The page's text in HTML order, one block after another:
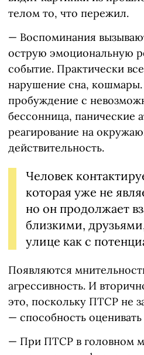
телом то, что пережил.
— Воспоминания
острую эмоциональную
событие. Практически
нарушение сна, кошмары.
пробуждение с
бессонница, панические
реагирование на
действительность.
Человек
которая уже не
но он продолжает
близкими,
улице как с
Появляются
агрессивность. И
это, поскольку ПТСР не
— способность
— При ПТСР в головном